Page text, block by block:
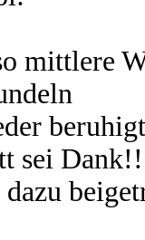
mittlere
sei